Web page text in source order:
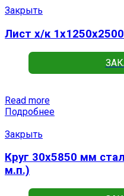
Закрыть
Лист х/к
Read more
Подробнее
Закрыть
Круг 30х5850 мм
м.п.)